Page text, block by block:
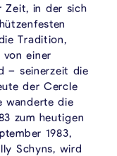
Zeit, in der sich
Tradition,
von einer
– seinerzeit die
der Cercle
wanderte die
zum heutigen
1983,
Schyns, wird